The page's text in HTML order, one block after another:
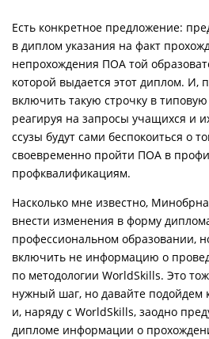
Есть конкретное предложение:
в диплом указания на факт
непрохождения ПОА той
которой выдается этот диплом. И,
включить такую строчку в
реагируя на запросы учащихся и
ссузы будут сами беспокоиться о
своевременно пройти ПОА в
профквалификациям.
Насколько мне известно,
внести изменения в форму
профессиональном образовании,
включить не информацию о
по методологии WorldSkills. Это
нужный шаг, но давайте подойдем
и, наряду с WorldSkills, заодно
дипломе информации о